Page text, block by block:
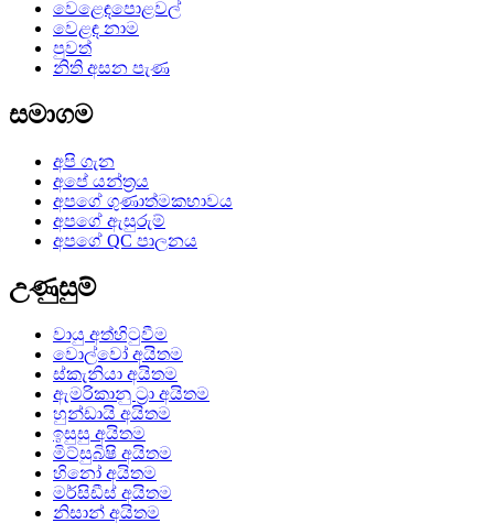
වෙළෙඳපොළවල්
වෙළඳ නාම
පුවත්
නිති අසන පැණ
සමාගම
අපි ගැන
අපේ යන්ත්‍රය
අපගේ ගුණාත්මකභාවය
අපගේ ඇසුරුම්
අපගේ QC පාලනය
උණුසුම්
වායු අත්හිටුවීම
වොල්වෝ අයිතම
ස්කැනියා අයිතම
ඇමරිකානු ට්‍රා අයිතම
හුන්ඩායි අයිතම
ඉසුසු අයිතම
මිට්සුබිෂි අයිතම
හිනෝ අයිතම
මර්සිඩීස් අයිතම
නිසාන් අයිතම